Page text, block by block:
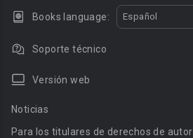
Books language: Español
Soporte técnico
Versión web
Noticias
Para los titulares de derechos de autor